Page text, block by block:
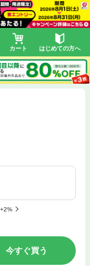
カート はじめての方へ
今すぐ買う